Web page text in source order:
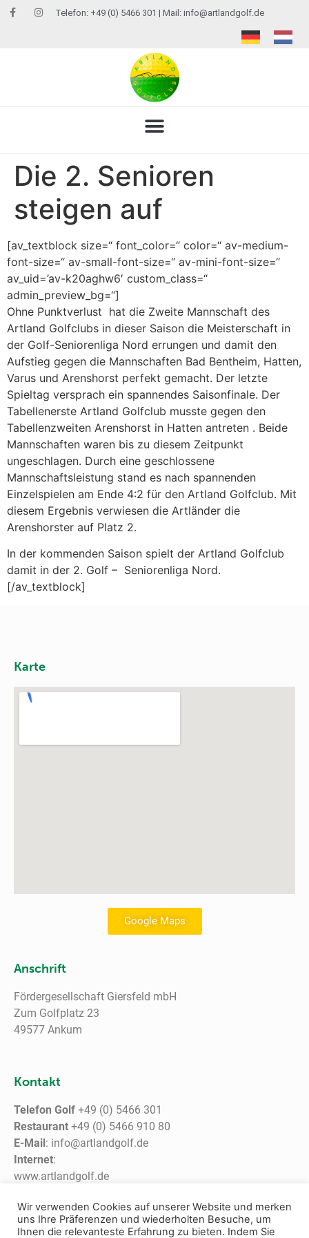
Telefon: +49 (0) 5466 301 | Mail: info@artlandgolf.de
Die 2. Senioren
steigen auf
[av_textblock size=“ font_color=“ color=“ av-medium-
font-size=“ av-small-font-size=“ av-mini-font-size=“
av_uid=’av-k20aghw6′ custom_class=“
admin_preview_bg=“]
Ohne Punktverlust hat die Zweite Mannschaft des
Artland Golfclubs in dieser Saison die Meisterschaft in
der Golf-Seniorenliga Nord errungen und damit den
Aufstieg gegen die Mannschaften Bad Bentheim, Hatten,
Varus und Arenshorst perfekt gemacht. Der letzte
Spieltag versprach ein spannendes Saisonfinale. Der
Tabellenerste Artland Golfclub musste gegen den
Tabellenzweiten Arenshorst in Hatten antreten . Beide
Mannschaften waren bis zu diesem Zeitpunkt
ungeschlagen. Durch eine geschlossene
Mannschaftsleistung stand es nach spannenden
Einzelspielen am Ende 4:2 für den Artland Golfclub. Mit
diesem Ergebnis verwiesen die Artländer die
Arenshorster auf Platz 2.
In der kommenden Saison spielt der Artland Golfclub
damit in der 2. Golf – Seniorenliga Nord.
[/av_textblock]
Karte
Google Maps
Anschrift
Fördergesellschaft Giersfeld mbH
Zum Golfplatz 23
49577 Ankum
Kontakt
Telefon Golf +49 (0) 5466 301
Restaurant +49 (0) 5466 910 80
E-Mail: info@artlandgolf.de
Internet:
www.artlandgolf.de
Wir verwenden Cookies auf unserer Website und merken
uns Ihre Präferenzen und wiederholten Besuche, um
Ihnen die relevanteste Erfahrung zu bieten. Indem Sie